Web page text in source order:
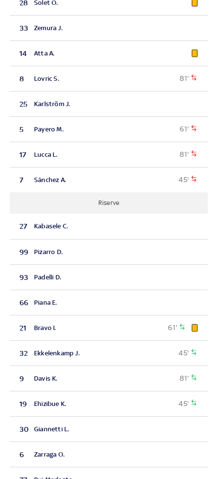
28 Solet O.
33 Zemura J.
14 Atta A.
8 Lovric S. 81'
25 Karlström J.
5 Payero M. 61'
17 Lucca L. 81'
7 Sánchez A. 45'
Riserve
27 Kabasele C.
99 Pizarro D.
93 Padelli D.
66 Piana E.
21 Bravo I. 61'
32 Ekkelenkamp J. 45'
9 Davis K. 81'
19 Ehizibue K. 45'
30 Giannetti L.
6 Zarraga O.